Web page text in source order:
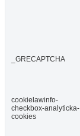
_GRECAPTCHA
cookielawinfo-
checkbox-analyticka-
cookies